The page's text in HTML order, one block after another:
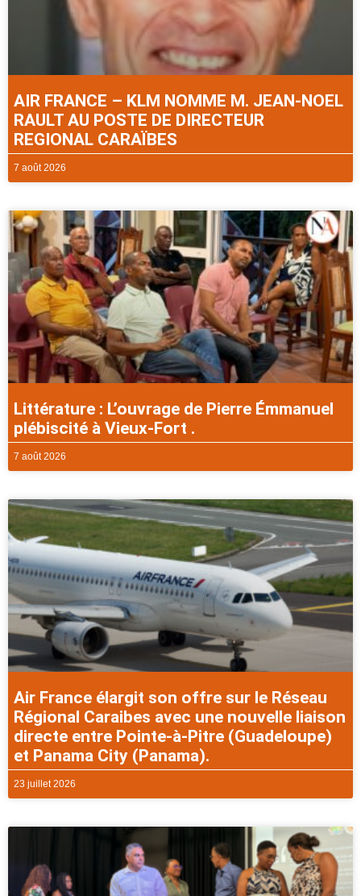
AIR FRANCE – KLM NOMME M. JEAN-NOEL
RAULT AU POSTE DE DIRECTEUR
REGIONAL CARAÏBES
7 août 2026
Littérature : L’ouvrage de Pierre Émmanuel
plébiscité à Vieux-Fort .
7 août 2026
Air France élargit son offre sur le Réseau
Régional Caraibes avec une nouvelle liaison
directe entre Pointe-à-Pitre (Guadeloupe)
et Panama City (Panama).
23 juillet 2026